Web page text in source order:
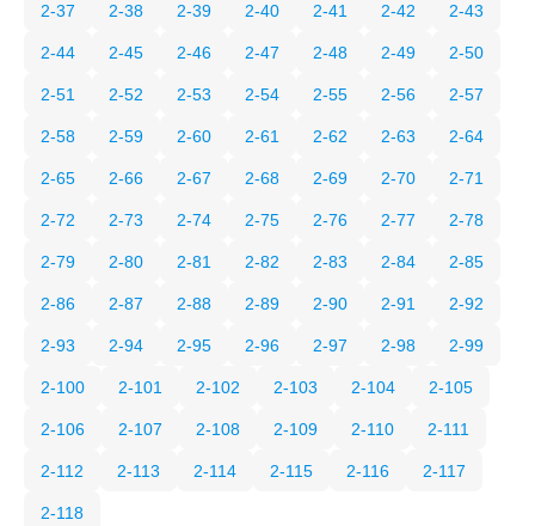
2-37 2-38 2-39 2-40 2-41 2-42 2-43
2-44 2-45 2-46 2-47 2-48 2-49 2-50
2-51 2-52 2-53 2-54 2-55 2-56 2-57
2-58 2-59 2-60 2-61 2-62 2-63 2-64
2-65 2-66 2-67 2-68 2-69 2-70 2-71
2-72 2-73 2-74 2-75 2-76 2-77 2-78
2-79 2-80 2-81 2-82 2-83 2-84 2-85
2-86 2-87 2-88 2-89 2-90 2-91 2-92
2-93 2-94 2-95 2-96 2-97 2-98 2-99
2-100 2-101 2-102 2-103 2-104 2-105
2-106 2-107 2-108 2-109 2-110 2-111
2-112 2-113 2-114 2-115 2-116 2-117
2-118